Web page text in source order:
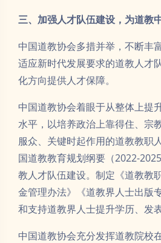
三、加强人才队伍建设，为道教
中国道教协会多措并举，不断丰
适应新时代发展要求的道教人才
化方向提供人才保障。
中国道教协会着眼于从整体上提
水平，以培养政治上靠得住、宗
服众、关键时起作用的道教教职
国道教教育规划纲要（2022-
教人才队伍建设。制定《道教教
金管理办法》《道教界人士出版
和支持道教界人士提升学历、发表
中国道教协会充分发挥道教院校